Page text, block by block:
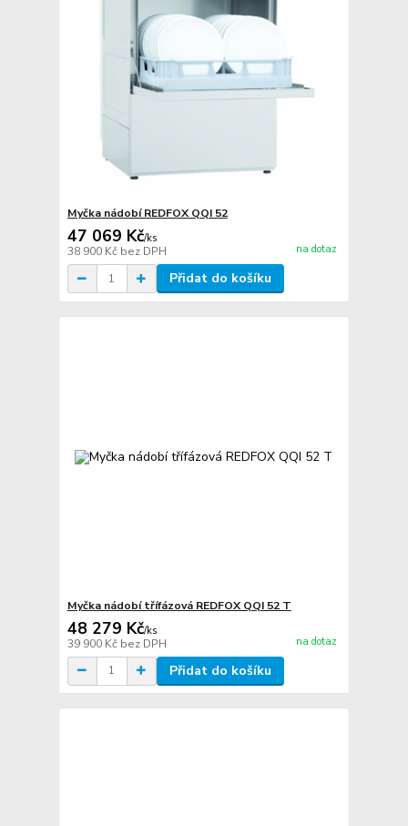
Myčka nádobí REDFOX QQI 52
47 069 Kč/ks
38 900 Kč bez DPH na dotaz
Přidat do košíku
Myčka nádobí třífázová REDFOX QQI 52 T
48 279 Kč/ks
39 900 Kč bez DPH na dotaz
Přidat do košíku